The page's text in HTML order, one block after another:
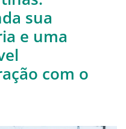
sua
e uma
com o